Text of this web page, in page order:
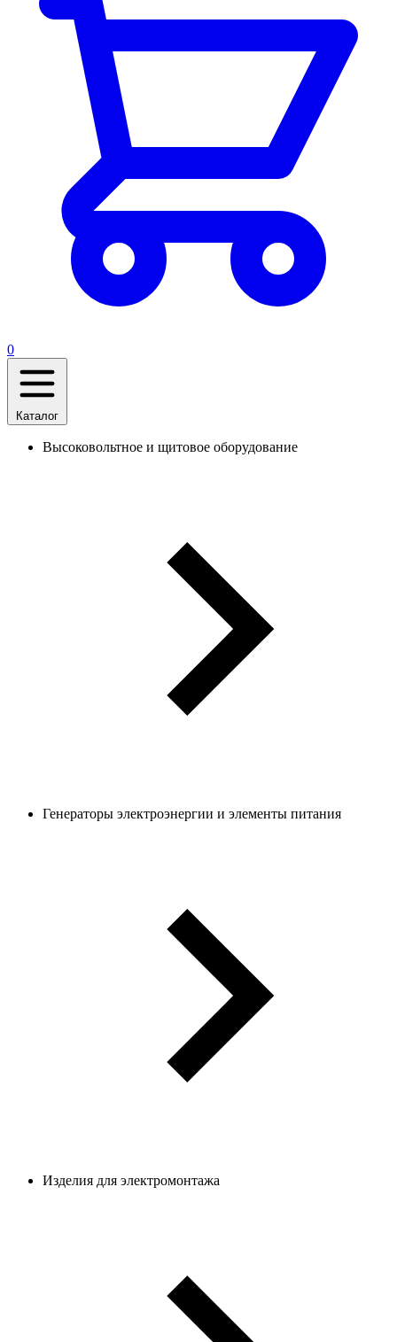
0
Каталог
Высоковольтное и щитовое оборудование
Генераторы электроэнергии и элементы питания
Изделия для электромонтажа